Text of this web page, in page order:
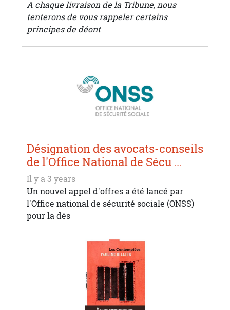
A chaque livraison de la Tribune, nous
tenterons de vous rappeler certains
principes de déont
Désignation des avocats-conseils
de l'Office National de Sécu ...
Il y a 3 years
Un nouvel appel d'offres a été lancé par
l'Office national de sécurité sociale (ONSS)
pour la dés